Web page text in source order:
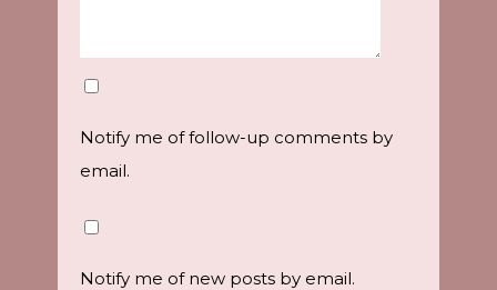
Notify me of follow-up comments by
email.
Notify me of new posts by email.